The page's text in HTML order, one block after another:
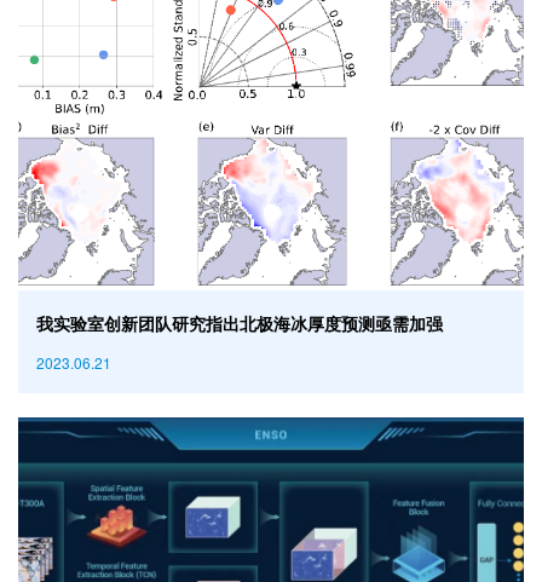
我实验室创新团队研究指出北极海冰厚度预测亟需加强
2023.06.21